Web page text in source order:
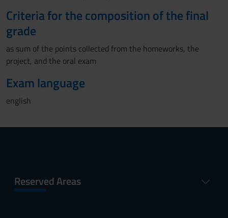
Criteria for the composition of the final
grade
as sum of the points collected from the homeworks, the
project, and the oral exam
Exam language
english
Reserved Areas